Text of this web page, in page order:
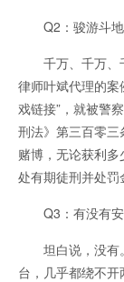
Q2：骏游斗地
千万、千万、
律师叶斌代理的
戏链接”，就被警
刑法》第三百零
赌博，无论获利
处有期徒刑并处罚
Q3：有没有安
坦白说，没有。
台，几乎都绕不